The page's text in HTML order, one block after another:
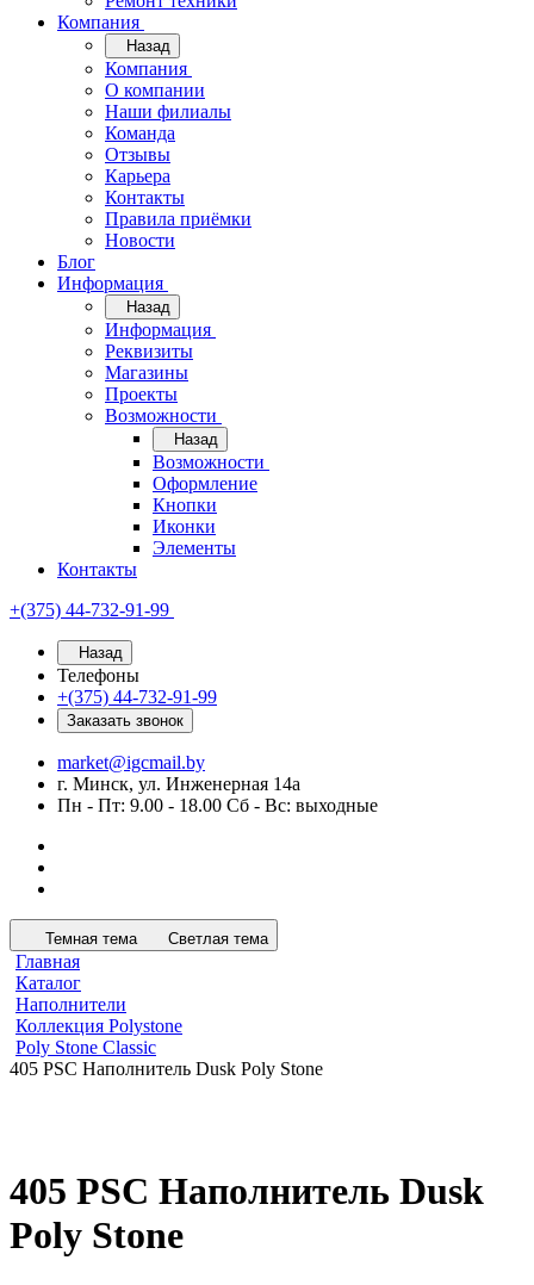
Компания
Назад
Компания
О компании
Наши филиалы
Команда
Отзывы
Карьера
Контакты
Правила приёмки
Новости
Блог
Информация
Назад
Информация
Реквизиты
Магазины
Проекты
Возможности
Назад
Возможности
Оформление
Кнопки
Иконки
Элементы
Контакты
+(375) 44-732-91-99
Назад
Телефоны
+(375) 44-732-91-99
Заказать звонок
market@igcmail.by
г. Минск, ул. Инженерная 14а
Пн - Пт: 9.00 - 18.00 Сб - Вс: выходные
Темная тема Светлая тема
Главная
Каталог
Наполнители
Коллекция Polystone
Poly Stone Classic
405 PSC Наполнитель Dusk Poly Stone
405 PSC Наполнитель Dusk
Poly Stone